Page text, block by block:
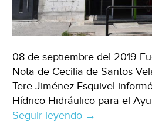
08 de septiembre del 2019
Nota de Cecilia de Santos
Tere Jiménez Esquivel
Hídrico Hidráulico para el
Seguir leyendo Aguascalientes:
→